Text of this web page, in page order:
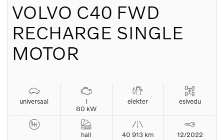
VOLVO C40 FWD
RECHARGE SINGLE
MOTOR
universaal
l
80 kW
elekter esivedu
hall 40 913 km 12/2022